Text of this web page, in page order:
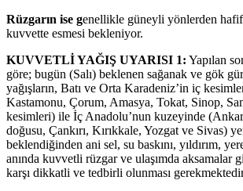
Rüzgarın ise genellikle güneyli yönlerden
kuvvette esmesi bekleniyor.
KUVVETLİ YAĞIŞ UYARISI 1: Yapılan
göre; bugün (Salı) beklenen sağanak ve gök
yağışların, Batı ve Orta Karadeniz’in iç
Kastamonu, Çorum, Amasya, Tokat, Sinop,
kesimleri) ile İç Anadolu’nun kuzeyinde
doğusu, Çankırı, Kırıkkale, Yozgat ve Sivas)
beklendiğinden ani sel, su baskını, yıldırım,
anında kuvvetli rüzgar ve ulaşımda aksamalar
karşı dikkatli ve tedbirli olunması